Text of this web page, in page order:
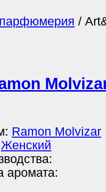
/
Ramon Molvizar
Женский
аромата: